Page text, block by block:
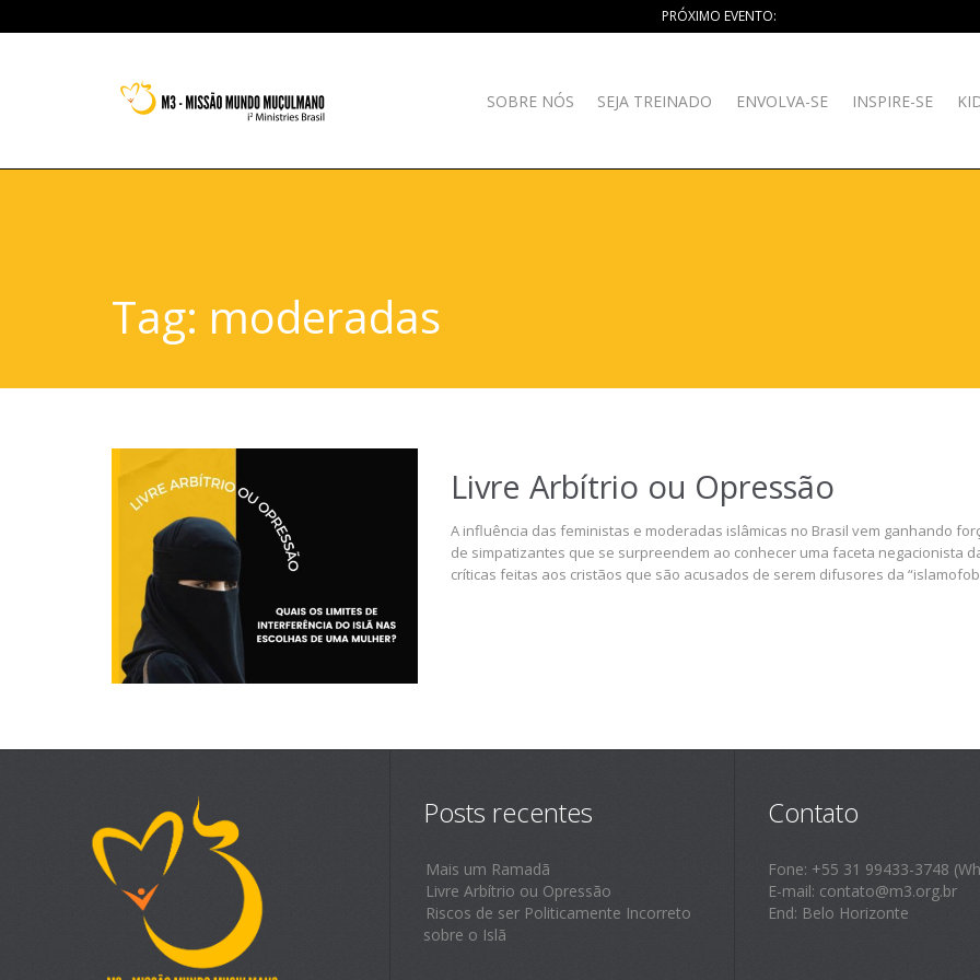
PRÓXIMO EVENTO:
SOBRE NÓS SEJA TREINADO ENVOLVA-SE INSPIRE-SE
Tag: moderadas
Livre Arbítrio ou Opressão
A influência das feministas e moderadas islâmicas no Brasil vem ganhando
de simpatizantes que se surpreendem ao conhecer uma faceta negacionista
críticas feitas aos cristãos que são acusados de serem difusores da
Posts recentes
Mais um Ramadã
Livre Arbítrio ou Opressão
Riscos de ser Politicamente Incorreto
sobre o Islã
Contato
Fone: +55 31 99433-3748
E-mail: contato@m3.org.br
End: Belo Horizonte